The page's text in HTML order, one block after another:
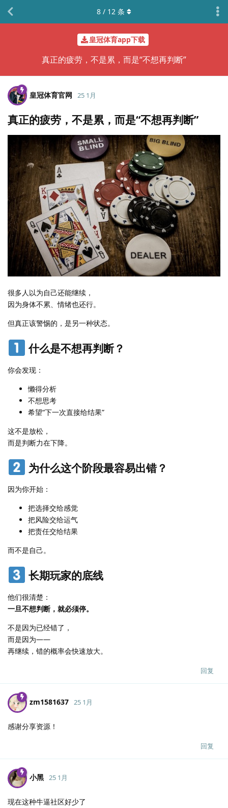
皇冠体育app下载
真正的疲劳，不是累，而是“不想再判断”
8 / 12 条
皇冠体育官网 25 1月
真正的疲劳，不是累，而是“不想再判断”
很多人以为自己还能继续，
因为身体不累、情绪也还行。
但真正该警惕的，是另一种状态。
什么是不想再判断？
你会发现：
懒得分析
不想思考
希望“下一次直接给结果”
这不是放松，
而是判断力在下降。
为什么这个阶段最容易出错？
因为你开始：
把选择交给感觉
把风险交给运气
把责任交给结果
而不是自己。
长期玩家的底线
他们很清楚：
一旦不想判断，就必须停。
不是因为已经错了，
而是因为——
再继续，错的概率会快速放大。
回复
zm1581637 25 1月
感谢分享资源！
回复
小黑 25 1月
现在这种牛逼社区好少了